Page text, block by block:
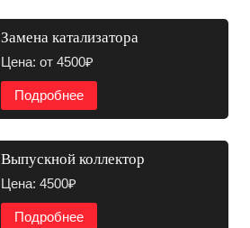
Замена катализатора
Цена: от 4500₽
Подробнее
Выпускной коллектор
Цена: 4500₽
Подробнее